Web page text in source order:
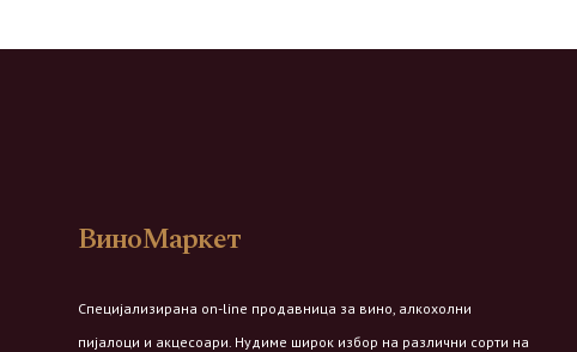
ВиноМаркет
Специјализирана on-line продавница за вино, алкохолни
пијалоци и акцесоари. Нудиме широк избор на различни сорти на